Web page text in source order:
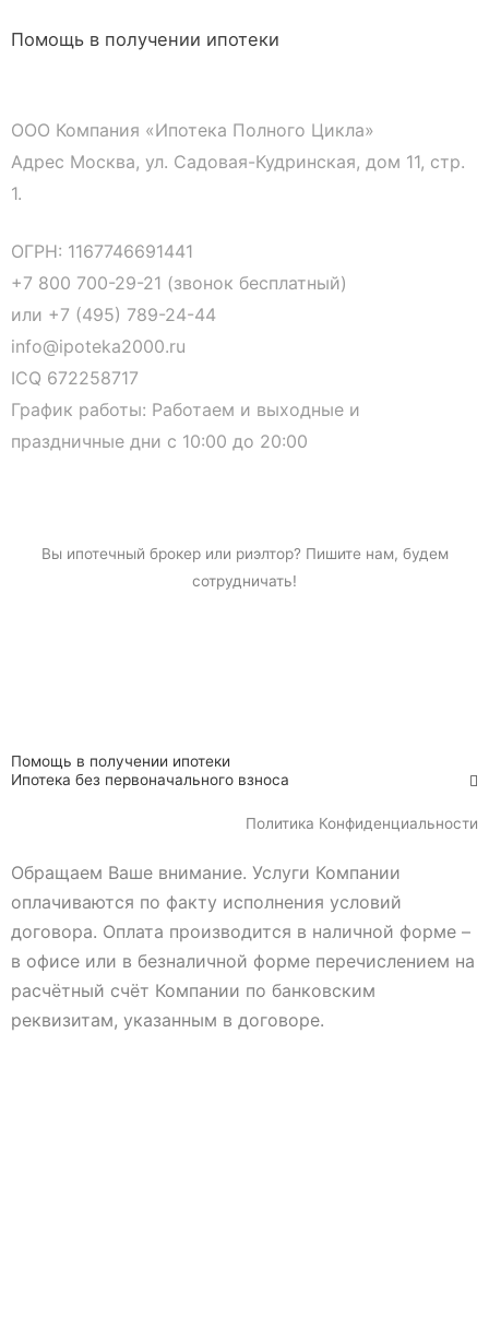
Помощь в получении ипотеки
ООО Компания «Ипотека Полного Цикла»
Адрес Москва, ул. Садовая-Кудринская, дом 11, стр.
1.
ОГРН: 1167746691441
+7 800 700-29-21 (звонок бесплатный)
или +7 (495) 789-24-44
info@ipoteka2000.ru
ICQ 672258717
График работы: Работаем и выходные и
праздничные дни с 10:00 до 20:00
Вы ипотечный брокерили риэлтор? Пишите нам, будем
сотрудничать!
Помощь в получении ипотеки
Ипотека без первоначального взноса
Политика Конфиденциальности
Обращаем Ваше внимание. Услуги Компании
оплачиваются по факту исполнения условий
договора. Оплата производится в наличной форме –
в офисе или в безналичной форме перечислением на
расчётный счёт Компании по банковским
реквизитам, указанным в договоре.